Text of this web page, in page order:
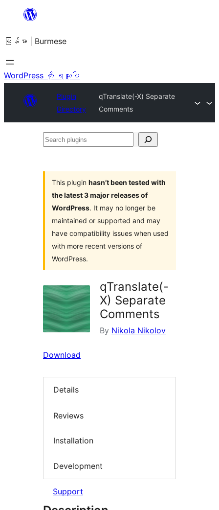
အကြောင်းအရာ
ကျော်သွား
ရန်
မြန်မာ | Burmese
WordPress ကို ရယူပါ
Plugin
Directory
qTranslate(-X) Separate
Comments
Search
This plugin hasn’t been tested with
the latest 3 major releases of
WordPress. It may no longer be
maintained or supported and may
have compatibility issues when used
with more recent versions of
WordPress.
qTranslate(-
X) Separate
Comments
By Nikola Nikolov
Download
Details
Reviews
Installation
Development
Support